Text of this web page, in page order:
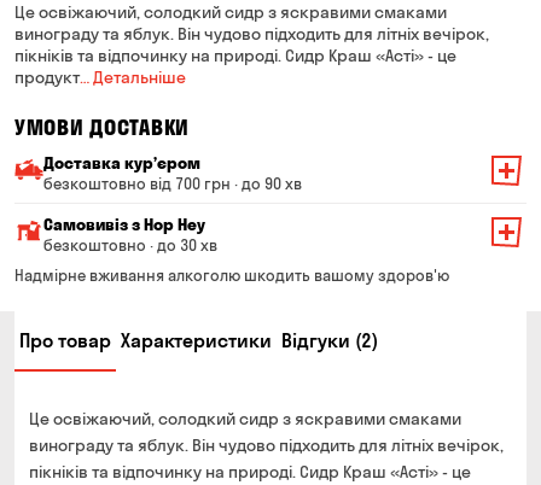
Це освіжаючий, солодкий сидр з яскравими смаками
винограду та яблук. Він чудово підходить для літніх вечірок,
пікніків та відпочинку на природі. Сидр Краш «Асті» - це
продукт… Детальніше
УМОВИ ДОСТАВКИ
Доставка курʼєром
безкоштовно від 700 грн · до 90 хв
Мінімальна сума всього замовлення — 200 грн
Вартість доставки залежить від суми всього замовлення:
Від 200 до 299 грн
Від 400 до 699 грн
Від 700 грн
Термін доставки — до 90 хвилин
*на час доставки можуть впливати повітряні тривоги
Самовивіз з Hop Hey
безкоштовно · до 30 хв
Мінімальна сума всього замовлення — 250 грн
Можете без черги забрати з магазину в зручний для
Вас час
готівкою в магазині
банківською картою на сайті та в магазині
Надмірне вживання алкоголю шкодить вашому здоров'ю
Про товар Характеристики Відгуки (2)
Це освіжаючий, солодкий сидр з яскравими смаками
винограду та яблук. Він чудово підходить для літніх вечірок,
пікніків та відпочинку на природі. Сидр Краш «Асті» - це